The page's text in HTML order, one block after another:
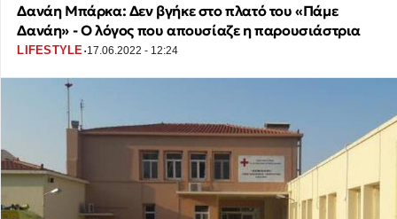
Δανάη Μπάρκα: Δεν βγήκε στο πλατό του «Πάμε
Δανάη» - Ο λόγος που απουσίαζε η παρουσιάστρια
LIFESTYLE·17.06.2022 - 12:24